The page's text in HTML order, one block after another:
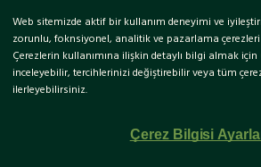
Küçükköy Basın
Web sitemizde aktif bir kullanım deneyimi ve
zorunlu, foknsiyonel, analitik ve pazarlama
Çerezlerin kullanımına ilişkin detaylı bilgi almak için
inceleyebilir, tercihlerinizi değiştirebilir veya tüm
ilerleyebilirsiniz.
Çerez Bilgisi